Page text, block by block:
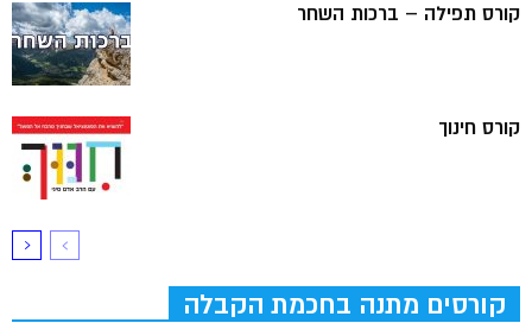
קורס תפילה – ברכות השחר
קורס חינוך
קורסים מתנה בחכמת הקבלה